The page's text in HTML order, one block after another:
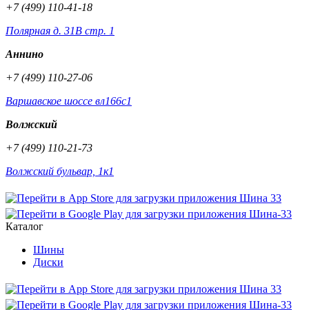
+7 (499) 110-41-18
Полярная д. 31В стр. 1
Аннино
+7 (499) 110-27-06
Варшавское шоссе вл166с1
Волжский
+7 (499) 110-21-73
Волжский бульвар, 1к1
Каталог
Шины
Диски